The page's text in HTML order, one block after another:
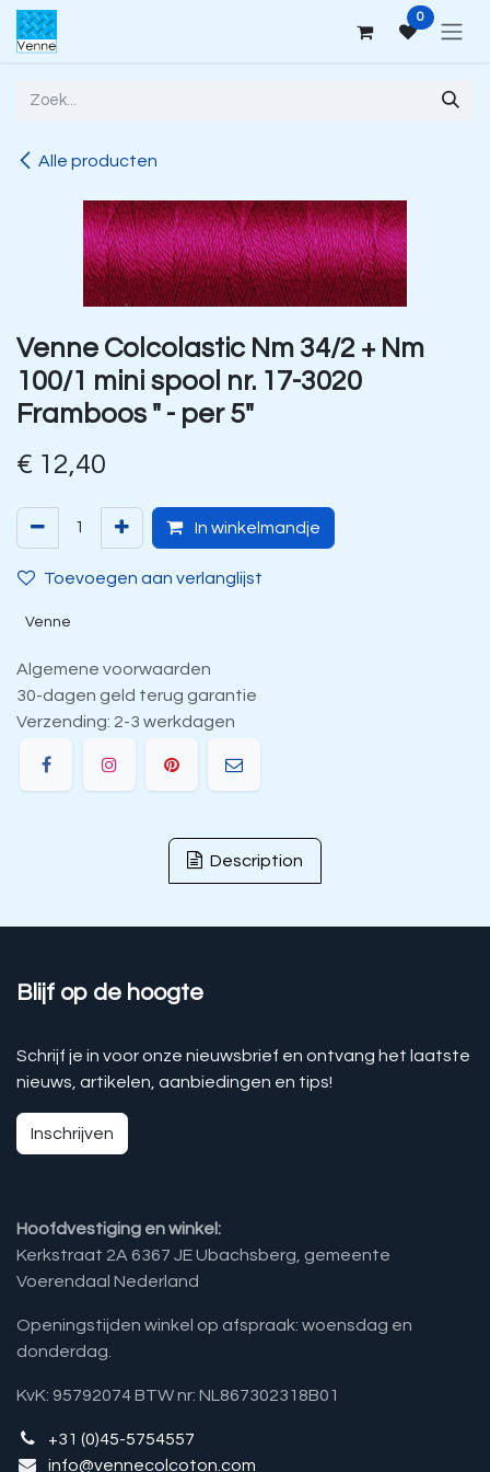
Overslaan naar inhoud 0
Alle producten
Venne Colcolastic Nm 34/2 + Nm
100/1 mini spool nr. 17-3020
Framboos " - per 5"
€ 12,40
In winkelmandje
Toevoegen aan verlanglijst
Venne
Algemene voorwaarden
30-dagen geld terug garantie
Verzending: 2-3 werkdagen
Description
Blijf op de hoogte
Schrijf je in voor onze nieuwsbrief en ontvang het laatste
nieuws, artikelen, aanbiedingen en tips!
Inschrijven
Hoofdvestiging en winkel:
Kerkstraat 2A 6367 JE Ubachsberg, gemeente
Voerendaal Nederland
Openingstijden winkel op afspraak: woensdag en
donderdag.
KvK: 95792074 BTW nr: NL867302318B01
+31 (0)45-5754557
info@vennecolcoton.com